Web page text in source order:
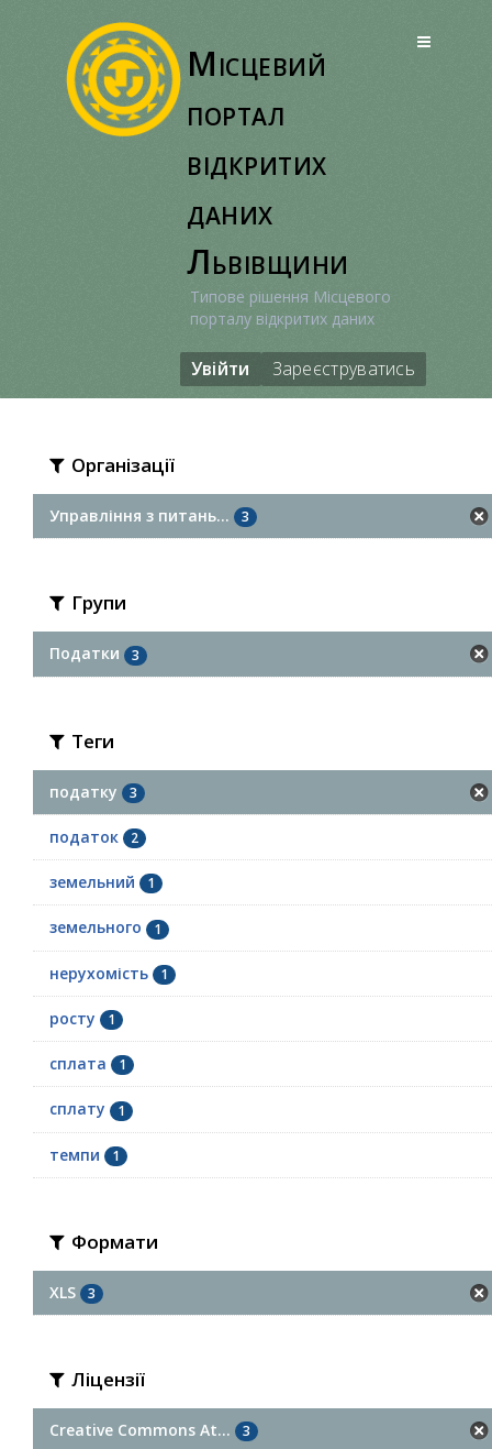
Місцевий
портал
відкритих
даних
Львівщини
Типове рішення Місцевого
порталу відкритих даних
Увійти Зареєструватись
Організації
Управління з питань... 3
Групи
Податки 3
Теги
податку 3
податок 2
земельний 1
земельного 1
нерухомість 1
росту 1
сплата 1
сплату 1
темпи 1
Формати
XLS 3
Ліцензії
Creative Commons At... 3